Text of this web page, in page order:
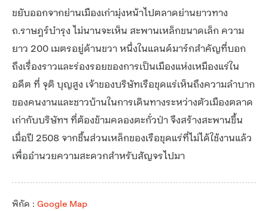
ขยับออกจากย่านเมืองเก่ามุ่งหน้าไปตลาดย่านยาวทาง
ถ.ราษฎร์บำรุง ไม่นานจะเห็น สะพานเหล็กขนาดเล็ก ความ
ยาว 200 เมตรอยู่ด้านขวา หนึ่งในแลนด์มาร์กสำคัญที่บอก
ถึงเรื่องราวและร่องรอยของการเป็นเมืองแห่งเหมืองแร่ใน
อดีต ที่ จุติ บุญสูง เจ้าของบริษัทเรือขุดแร่เห็นถึงความลำบาก
ของคนงานและชาวบ้านในการเดินทางระหว่างตัวเมืองตลาด
เก่ากับบริษัทฯ ที่ต้องข้ามคลองตะกั่วป่า จึงสร้างสะพานขึ้น
เมื่อปี 2508 จากชิ้นส่วนเหล็กของเรือขุดแร่ที่ไม่ได้ใช้งานแล้ว
เพื่ออำนวยความสะดวกสำหรับสัญจรไปมา
พิกัด : Google Map